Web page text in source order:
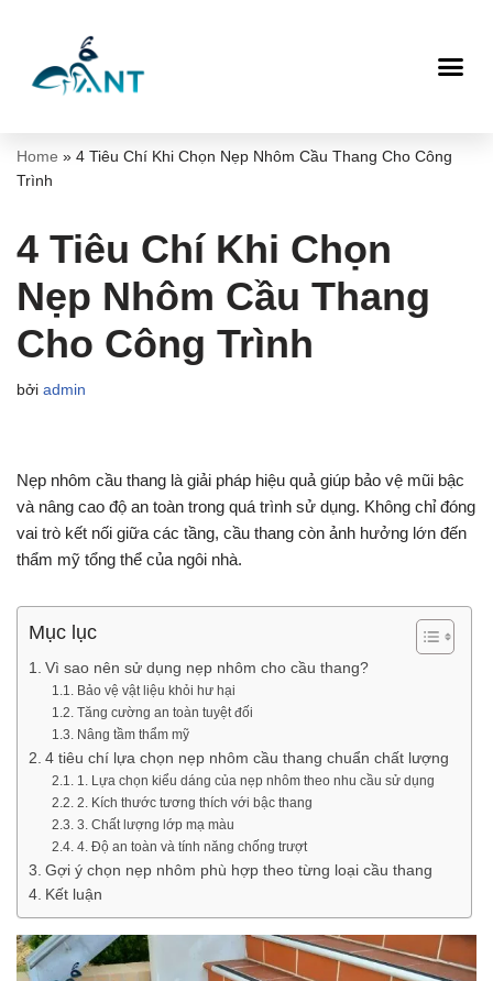
tới
Home » 4 Tiêu Chí Khi Chọn Nẹp Nhôm Cầu Thang Cho Công
Trình
4 Tiêu Chí Khi Chọn
Nẹp Nhôm Cầu Thang
Cho Công Trình
bởi admin
Nẹp nhôm cầu thang là giải pháp hiệu quả giúp bảo vệ mũi bậc
và nâng cao độ an toàn trong quá trình sử dụng. Không chỉ đóng
vai trò kết nối giữa các tầng, cầu thang còn ảnh hưởng lớn đến
thẩm mỹ tổng thể của ngôi nhà.
Mục lục
Vì sao nên sử dụng nẹp nhôm cho cầu thang?
Bảo vệ vật liệu khỏi hư hại
Tăng cường an toàn tuyệt đối
Nâng tầm thẩm mỹ
4 tiêu chí lựa chọn nẹp nhôm cầu thang chuẩn chất lượng
1. Lựa chọn kiểu dáng của nẹp nhôm theo nhu cầu sử dụng
2. Kích thước tương thích với bậc thang
3. Chất lượng lớp mạ màu
4. Độ an toàn và tính năng chống trượt
Gợi ý chọn nẹp nhôm phù hợp theo từng loại cầu thang
Kết luận